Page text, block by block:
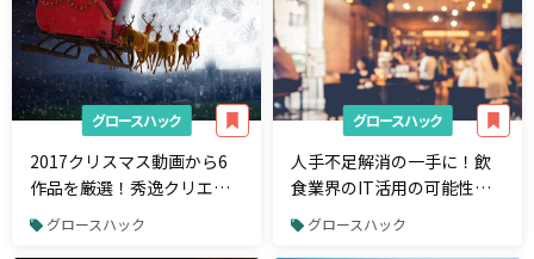
グロースハック
2017クリスマス動画から6
作品を厳選！秀逸クリエイ
ティブの企画を学ぼう
グロースハック
グロースハック
人手不足解消の一手に！飲
食業界のIT活用の可能性と
事例を解説
グロースハック